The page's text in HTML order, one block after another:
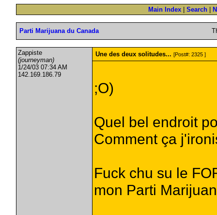
Main Index Search
Parti Marijuana du Canada
Zappiste
(journeyman)
1/24/03 07:34 AM
142.169.186.79
Une des deux solitudes... [Post#: 2325 ]
;O)
Quel bel endroit
Comment ça
Fuck chu su le
mon Parti